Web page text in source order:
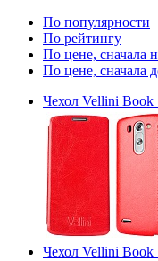
По популярности
По рейтингу
По цене, сначала
По цене, сначала
Чехол Vellini Book
Чехол Vellini